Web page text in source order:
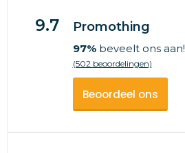
9.7 Promothing
97%beveelt ons aan!
(502 beoordelingen)
Beoordeel ons